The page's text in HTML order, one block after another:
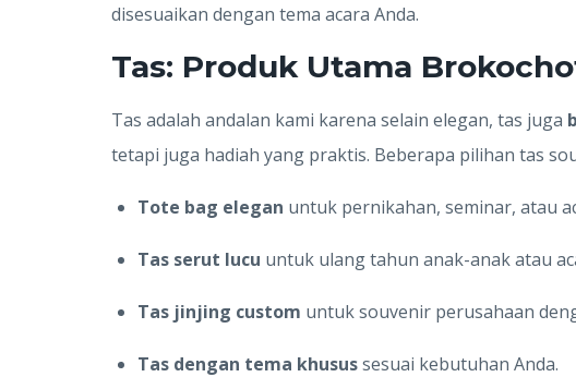
disesuaikan dengan tema acara Anda.
Tas: Produk Utama
Tas adalah andalan kami karena selain elegan, tas juga
tetapi juga hadiah yang praktis. Beberapa pilihan tas
Tote bag elegan untuk pernikahan, seminar, atau
Tas serut lucu untuk ulang tahun anak-anak atau
Tas jinjing custom untuk souvenir perusahaan
Tas dengan tema khusussesuai kebutuhan Anda.